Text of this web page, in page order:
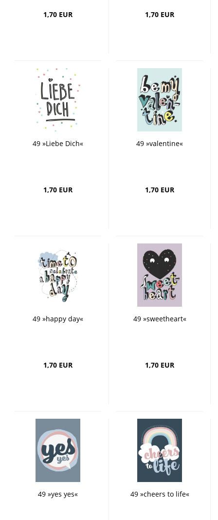
1,70 EUR 1,70 EUR
49 »Liebe Dich«
1,70 EUR
49 »valentine«
1,70 EUR
49 »happy day«
1,70 EUR
49 »sweetheart«
1,70 EUR
49 »yes yes« 49 »cheers to life«